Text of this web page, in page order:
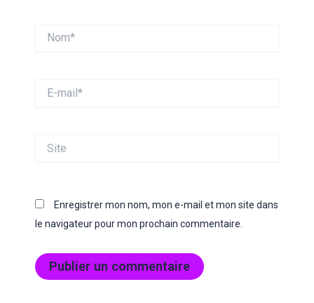
mail*
Enregistrer mon nom, mon e-mail et mon site dans
le navigateur pour mon prochain commentaire.